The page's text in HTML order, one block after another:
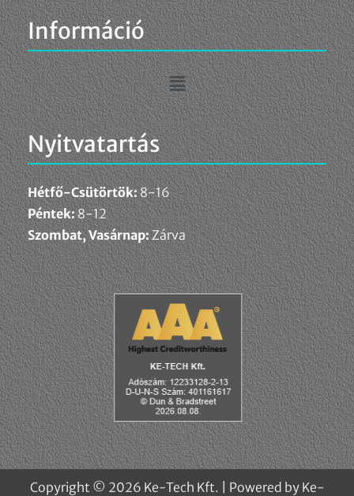
Információ
Nyitvatartás
Hétfő-Csütörtök:8-16
Péntek:8-12
Szombat, Vasárnap:Zárva
Copyright © 2026 Ke-Tech Kft. | Powered by Ke-